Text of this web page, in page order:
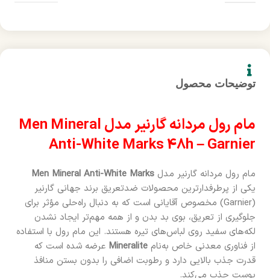
توضیحات محصول
مام رول مردانه گارنیر مدل Men Mineral
Anti-White Marks 48h – Garnier
مام رول مردانه گارنیر مدل Men Mineral Anti-White Marks
یکی از پرطرفدارترین محصولات ضدتعریق برند جهانی گارنیر
(Garnier) مخصوص آقایانی است که به دنبال راه‌حلی مؤثر برای
جلوگیری از تعریق، بوی بد بدن و از همه مهم‌تر ایجاد نشدن
لکه‌های سفید روی لباس‌های تیره هستند. این مام رول با استفاده
از فناوری معدنی خاص به‌نام Mineralite عرضه شده است که
قدرت جذب بالایی دارد و رطوبت اضافی را بدون بستن منافذ